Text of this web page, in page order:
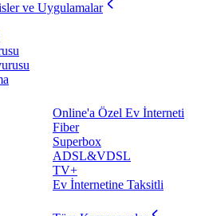
ve Uygulamalar
Online'a Özel Ev İnterneti
Fiber
Superbox
ADSL&VDSL
TV+
Ev İnternetine Taksitli